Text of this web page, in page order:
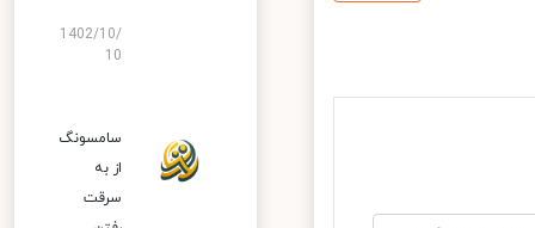
1402/10/
10
سامسونگ
از به
سرقت